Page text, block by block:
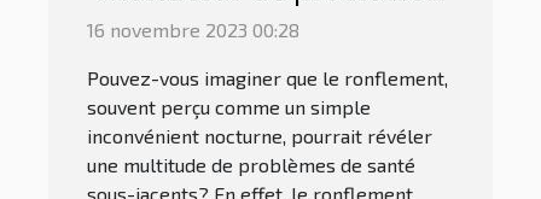
de santé?
16 novembre 2023 00:28
Pouvez-vous imaginer que le ronflement,
souvent perçu comme un simple
inconvénient nocturne, pourrait révéler
une multitude de problèmes de santé
sous-jacents? En effet, le ronflement